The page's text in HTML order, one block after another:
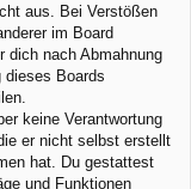
aus. Bei Verstößen
im Board
dich nach Abmahnung
dieses Boards
keine Verantwortung
er nicht selbst erstellt
hat. Du gestattest
und Funktionen